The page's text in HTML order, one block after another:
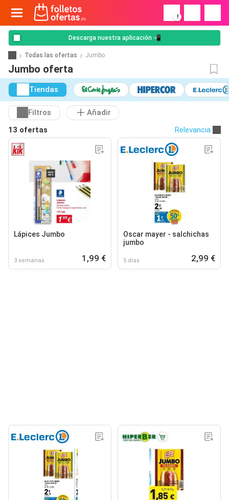
!
Descarga nuestra aplicación 📲
Todas las ofertas Jumbo
Jumbo oferta
Tiendas
Filtros
Añadir
13 ofertas
Relevancia
Lápices Jumbo
3 semanas 1,99 €
Oscar mayer - salchichas
jumbo
5 días 2,99 €